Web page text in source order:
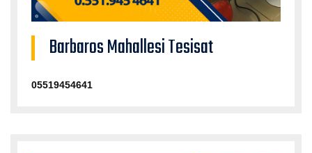
Barbaros Mahallesi Tesisat
05519454641